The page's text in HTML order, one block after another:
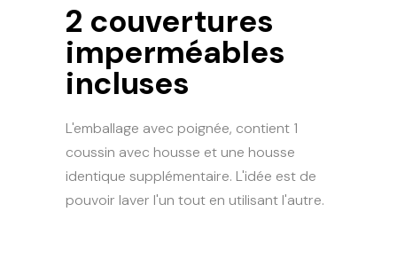
2 couvertures
imperméables
incluses
L'emballage avec poignée, contient 1
coussin avec housse et une housse
identique supplémentaire. L'idée est de
pouvoir laver l'un tout en utilisant l'autre.